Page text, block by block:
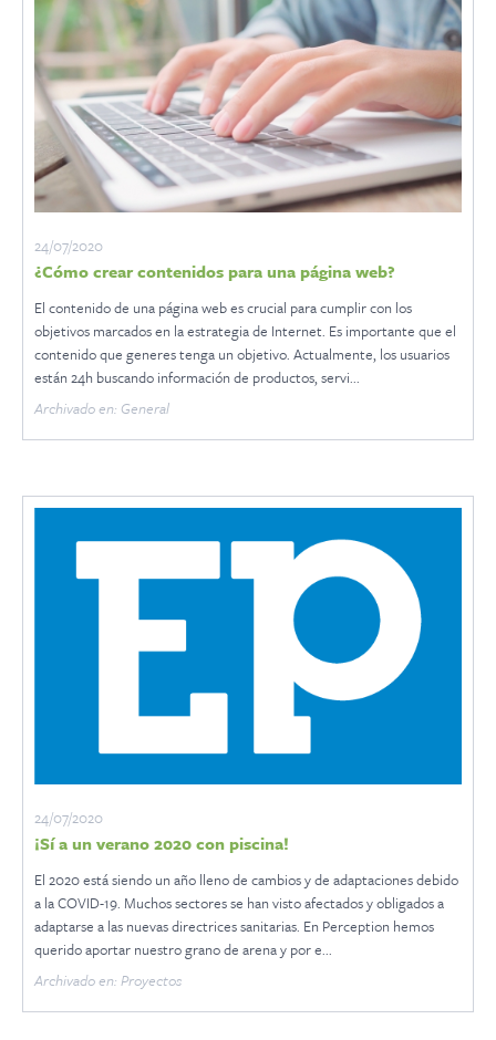
24/07/2020
¿Cómo crear contenidos para una página web?
El contenido de una página web es crucial para cumplir con los
objetivos marcados en la estrategia de Internet. Es importante que el
contenido que generes tenga un objetivo. Actualmente, los usuarios
están 24h buscando información de productos, servi...
Archivado en: General
24/07/2020
¡Sí a un verano 2020 con piscina!
El 2020 está siendo un año lleno de cambios y de adaptaciones debido
a la COVID-19. Muchos sectores se han visto afectados y obligados a
adaptarse a las nuevas directrices sanitarias. En Perception hemos
querido aportar nuestro grano de arena y por e...
Archivado en: Proyectos